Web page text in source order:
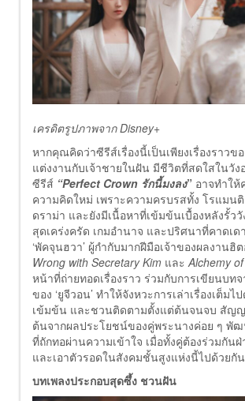
เครดิตรูปภาพจาก Disney+
หากคุณคิดว่าซีรีส์เรื่องนี้เป็นเพียงเรื่องราวข
แต่งงานกับเจ้าชายในฝัน มีชีวิตที่สดใสในวัง
ซีรีส์ “Perfect Crown รักนี้มงลง” อาจทำใ
ความคิดใหม่ เพราะความครบรสทั้ง โรแมน
ดราม่า และยังมีเนื้อหาที่เข้มข้นเบื้องหลังรั้ว
สุดเคร่งครัด เกมอำนาจ และปริศนาที่คาดเด
‘พัคจุนฮวา’ ผู้กำกับมากฝีมือเจ้าของผลงานฮิ
Wrong with Secretary Kim และAlchemy
หน้าที่ถ่ายทอดเรื่องราว ร่วมกับการเขียนบท
ของ ‘ยูจีวอน’ ทำให้จังหวะการเล่าเรื่องเต็ม
เข้มข้น และชวนติดตามตั้งแต่ต้นจนจบ สัญญ
ต้นจากผลประโยชน์ของคู่พระนางค่อย ๆ พั
ที่ถักทอผ่านความเข้าใจ เมื่อทั้งคู่ต้องร่วมกัน
และเอาตัวรอดในสังคมชั้นสูงแห่งนี้ไปด้วยกัน
บทเพลงประกอบสุดซึ้ง ชวนฝัน